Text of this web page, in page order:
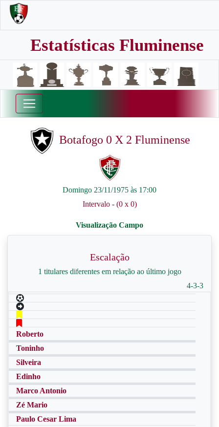
Estatísticas Fluminense
Botafogo 0 X 2 Fluminense
Domingo 23/11/1975 às 17:00
Intervalo - (0 x 0)
Escalação
1 titulares diferentes em relação ao último jogo
4-3-3
Roberto
Toninho
Silveira
Edinho
Marco Antonio
Zé Mario
Paulo Cesar Lima